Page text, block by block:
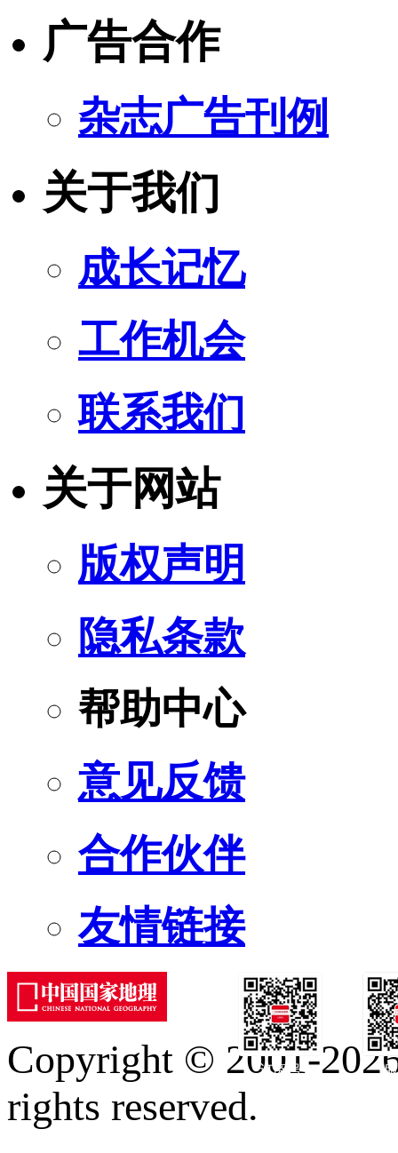
广告合作
杂志广告刊例
关于我们
成长记忆
工作机会
联系我们
关于网站
版权声明
隐私条款
帮助中心
意见反馈
合作伙伴
友情链接
订阅号
Copyright © 2001-
rights reserved.